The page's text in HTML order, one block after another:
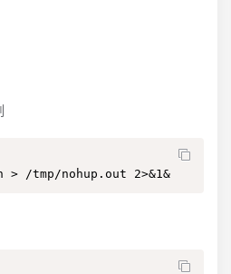
> /tmp/nohup.out 2>&1&